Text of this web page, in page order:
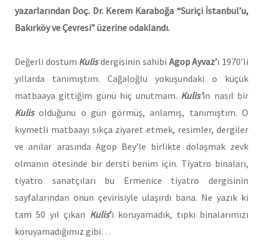
yazarlarından Doç. Dr. Kerem Karaboğa “Suriçi İstanbul’u,
Bakırköy ve Çevresi” üzerine odaklandı.
Değerli dostum Kulisdergisinin sahibi Agop Ayvaz’ı 1970’li
yıllarda tanımıştım. Cağaloğlu yokuşundaki o küçük
matbaaya gittiğim günü hiç unutmam. Kulis’in nasıl bir
Kulisolduğunu o gün görmüş, anlamış, tanımıştım. O
kıymetli matbaayı sıkça ziyaret etmek, resimler, dergiler
ve anılar arasında Agop Bey’le birlikte dolaşmak zevk
olmanın ötesinde bir dersti benim için. Tiyatro binaları,
tiyatro sanatçıları bu Ermenice tiyatro dergisinin
sayfalarından onun çevirisiyle ulaşırdı bana. Ne yazık ki
tam 50 yıl çıkan Kulis’i koruyamadık, tıpkı binalarımızı
koruyamadığımız gibi…